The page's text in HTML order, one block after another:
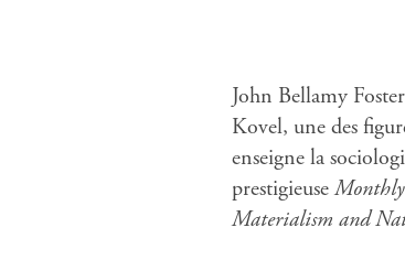
John Bellamy
Kovel, une des
enseigne la
prestigieuseMonthly
Materialism and